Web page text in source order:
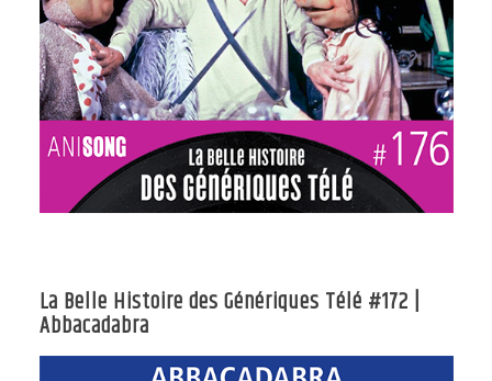
La Belle Histoire des Génériques Télé #172 |
Abbacadabra